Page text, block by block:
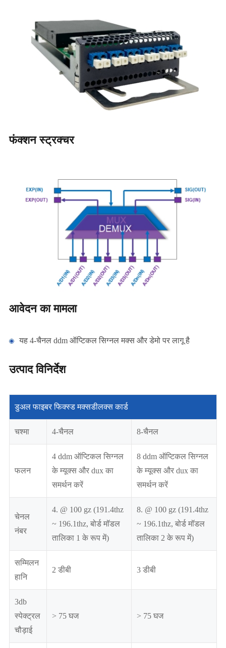
फंक्शन स्ट्रक्चर
आवेदन का मामला
यह 4-चैनल ddm ऑप्टिकल सिग्नल मक्स और डेमो पर लागू है
उत्पाद विनिर्देश
डुअल फाइबर फिक्स्ड मक्सडीलक्स कार्ड
चश्मा 4-चैनल 8-चैनल
फलन
4 ddm ऑप्टिकल सिग्नल
के म्यूक्स और dux का
समर्थन करें
8 ddm ऑप्टिकल सिग्नल
के म्यूक्स और dux का
समर्थन करें
चेनल
नंबर
4. @ 100 gz (191.4thz
~ 196.1thz, बोर्ड मॉडल
तालिका 1 के रूप में)
8. @ 100 gz (191.4thz
~ 196.1thz, बोर्ड मॉडल
तालिका 2 के रूप में)
सम्मिलन
हानि
2 डीबी 3 डीबी
3db
स्पेक्ट्रल
चौड़ाई
> 75 घज > 75 घज